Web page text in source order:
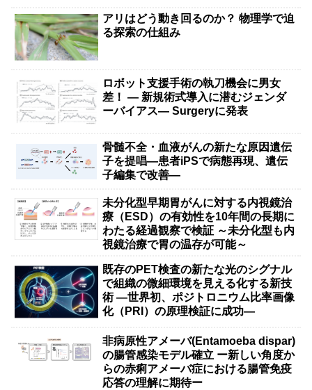
アリはどう動き回るのか？ 物理学で迫
る探索の仕組み
ロボット支援手術の執刀機会に男女
差！ — 新規術式導入に潜むジェンダ
ーバイアス— Surgeryに発表
骨髄不全・血液がんの新たな原因遺伝
子を提唱―患者iPSで病態再現、遺伝
子編集で改善―
未分化型早期胃がんに対する内視鏡治
療（ESD）の有効性を10年間の長期に
わたる経過観察で検証 ～未分化型も内
視鏡治療で胃の温存が可能～
既存のPET検査の新たな光のシグナル
で組織の微細環境を見える化する新技
術 ―世界初、ポジトロニウム比率画像
化（PRI）の原理検証に成功―
非病原性アメーバ(Entamoeba dispar)
の腸管感染モデル確立 ー新しい角度か
らの赤痢アメーバ症における腸管免疫
応答の理解に期待ー